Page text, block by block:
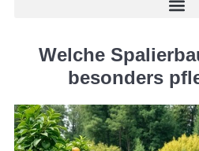
Welche
besonders